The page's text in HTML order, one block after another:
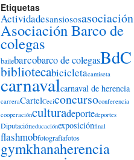
Etiquetas
Actividadesansiososasociación
Asociación Barco de
colegas
bailebarcobarco de colegasBdC
bibliotecabicicletacamiseta
carnavalcarnaval de herencia
carreraCartelCeciconcursoconferencia
cooperaciónculturadeportedeportes
Diputacióneducaciónexposiciónfinal
flashmobfotografíafotos
gymkhanaherencia